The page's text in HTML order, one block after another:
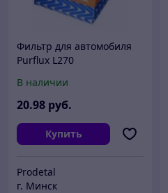
Фильтр для автомобиля
Purflux L270
В наличии
20.98 руб.
Купить
Prodetal
г. Минск